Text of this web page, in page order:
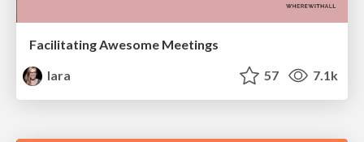
Facilitating Awesome Meetings
lara
57 7.1k